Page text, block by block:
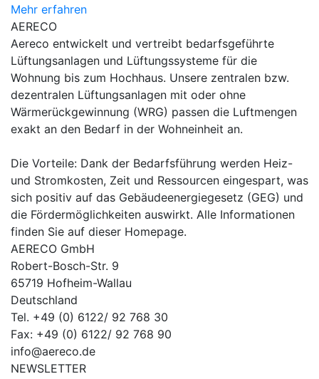
Mehr erfahren
AERECO
Aereco entwickelt und vertreibt bedarfsgeführte
Lüftungsanlagen und Lüftungssysteme für die
Wohnung bis zum Hochhaus. Unsere zentralen bzw.
dezentralen Lüftungsanlagen mit oder ohne
Wärmerückgewinnung (WRG) passen die Luftmengen
exakt an den Bedarf in der Wohneinheit an.
Die Vorteile: Dank der Bedarfsführung werden Heiz-
und Stromkosten, Zeit und Ressourcen eingespart, was
sich positiv auf das Gebäudeenergiegesetz (GEG) und
die Fördermöglichkeiten auswirkt. Alle Informationen
finden Sie auf dieser Homepage.
AERECO GmbH
Robert-Bosch-Str. 9
65719 Hofheim-Wallau
Deutschland
Tel. +49 (0) 6122/ 92 768 30
Fax: +49 (0) 6122/ 92 768 90
info@aereco.de
NEWSLETTER